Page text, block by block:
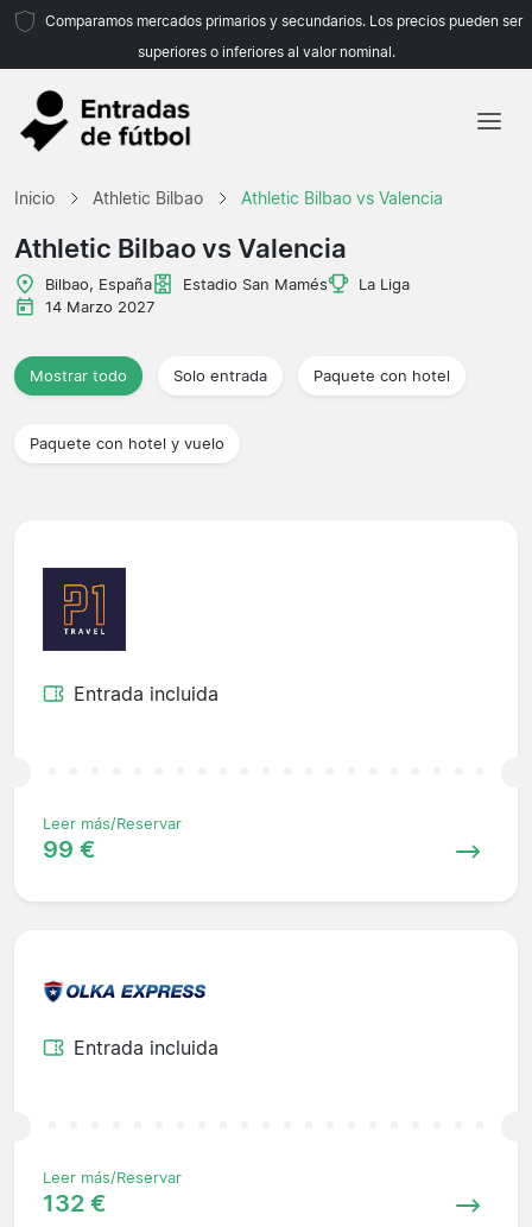
Comparamos mercados primarios y secundarios. Los precios pueden ser
superiores o inferiores al valor nominal.
Inicio Athletic Bilbao Athletic Bilbao vs Valencia
Athletic Bilbao vs Valencia
Bilbao, España Estadio San Mamés
La Liga
14 Marzo 2027
Mostrar todo Solo entrada Paquete con hotel
Paquete con hotel y vuelo
Entrada incluida
Leer más/Reservar
99 €
Entrada incluida
Leer más/Reservar
132 €